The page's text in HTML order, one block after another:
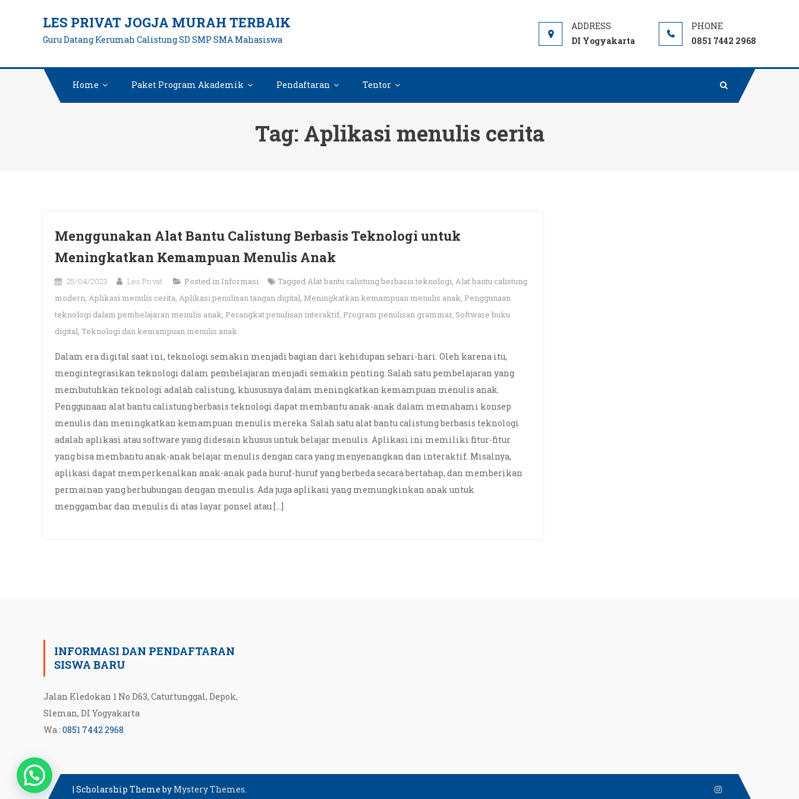
LES PRIVAT JOGJA MURAH TERBAIK
Guru Datang Kerumah Calistung SD SMP SMA Mahasiswa DI Yogyakarta 0851 7442 2968
Home Paket Program Akademik Pendaftaran Tentor
Tag: Aplikasi menulis cerita
Menggunakan Alat Bantu Calistung Berbasis Teknologi untuk
Meningkatkan Kemampuan Menulis Anak
25/04/2023 Les Privat Posted in Informasi TaggedAlat bantu calistung berbasis teknologi, Alat bantu calistung
modern, Aplikasi menulis cerita, Aplikasi penulisan tangan digital, Meningkatkan kemampuan menulis anak, Penggunaan
teknologi dalam pembelajaran menulis anak, Perangkat penulisan interaktif, Program penulisan grammar, Software buku
digital, Teknologi dan kemampuan menulis anak.
Dalam era digital saat ini, teknologi semakin menjadi bagian dari kehidupan sehari-hari. Oleh karena itu,
mengintegrasikan teknologi dalam pembelajaran menjadi semakin penting. Salah satu pembelajaran yang
membutuhkan teknologi adalah calistung, khususnya dalam meningkatkan kemampuan menulis anak.
Penggunaan alat bantu calistung berbasis teknologi dapat membantu anak-anak dalam memahami konsep
menulis dan meningkatkan kemampuan menulis mereka. Salah satu alat bantu calistung berbasis teknologi
adalah aplikasi atau software yang didesain khusus untuk belajar menulis. Aplikasi ini memiliki fitur-fitur
yang bisa membantu anak-anak belajar menulis dengan cara yang menyenangkan dan interaktif. Misalnya,
aplikasi dapat memperkenalkan anak-anak pada huruf-huruf yang berbeda secara bertahap, dan memberikan
permainan yang berhubungan dengan menulis. Ada juga aplikasi yang memungkinkan anak untuk
menggambar dan menulis di atas layar ponsel atau […]
INFORMASI DAN PENDAFTARAN
SISWA BARU
Jalan Kledokan 1 No D63, Caturtunggal, Depok,
Sleman, DI Yogyakarta
Wa :0851 7442 2968
| Scholarship Theme by Mystery Themes.